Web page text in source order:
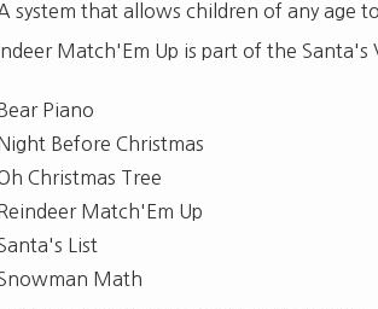
system that allows children of any age
Match'Em Up is part of the
Bear Piano
Night Before Christmas
Christmas Tree
Reindeer Match'Em Up
List
Math